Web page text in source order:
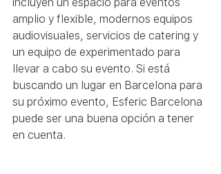
amplio y flexible, modernos equipos
audiovisuales, servicios de catering y
un equipo de experimentado para
llevar a cabo su evento. Si está
buscando un lugar en Barcelona para
su próximo evento, Esferic Barcelona
puede ser una buena opción a tener
en cuenta.